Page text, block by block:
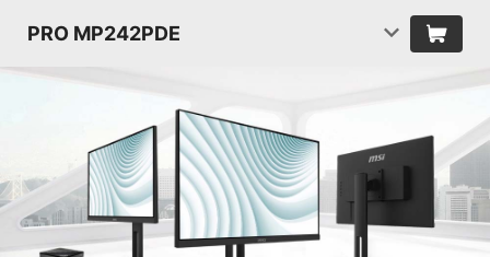
PRO MP242PDE